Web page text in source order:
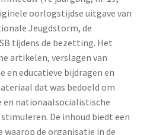
oorlogstijdse uitgave van
Jeugdstorm, de
tijdens de bezetting. Het
artikelen, verslagen van
educatieve bijdragen en
dat was bedoeld om
en nationaalsocialistische
De inhoud biedt een
waarop de organisatie in de